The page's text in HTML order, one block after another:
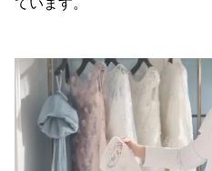
ています。